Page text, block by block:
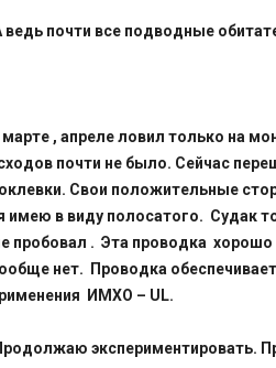
ведь почти все подводные
марте , апреле ловил только на
почти не было. Сейчас
Свои положительные
имею в виду полосатого. Судак
пробовал . Эта проводка
нет. Проводка
ИМХО – UL.
экспериментировать.